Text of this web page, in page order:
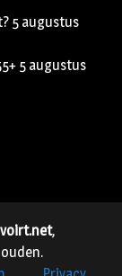
5 augustus
5 augustus
,